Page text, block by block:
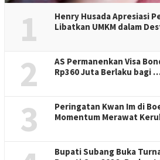
TURISIAN.com –Dinas Kebudayaan
Batam kembali menggelar Kenduri
Rencananya, KSM tahun 2022 kali ini
di Harbour Bay, Batu Ampar, Batam,
mendatang.
serumpun melayu yakni Johor,
juga akan mengikuti gelaran acara
“Dua negara tersebut sudah